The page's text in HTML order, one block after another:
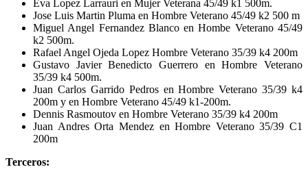
Eva Lopez Larrauri en Mujer Veterana 45/49 k1 500m.
Jose Luis Martin Pluma en Hombre Veterano 45/49 k2 500 m
Miguel Angel Fernandez Blanco en Hombe Veterano 45/49
k2 500m.
Rafael Angel Ojeda Lopez Hombre Veterano 35/39 k4 200m
Gustavo Javier Benedicto Guerrero en Hombre Veterano
35/39 k4 500m.
Juan Carlos Garrido Pedros en Hombre Veterano 35/39 k4
200m y en Hombre Veterano 45/49 k1-200m.
Dennis Rasmoutov en Hombre Veterano 35/39 k4 200m
Juan Andres Orta Mendez en Hombre Veterano 35/39 C1
200m
Terceros: